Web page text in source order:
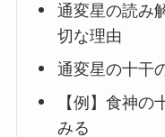
通変星の読み
切な理由
通変星の十干
【例】食神の
みる